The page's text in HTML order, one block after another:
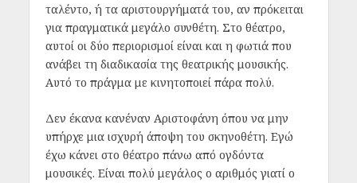
ταλέντο, ή τα αριστουργήματά του, αν πρόκειται
για πραγματικά μεγάλο συνθέτη. Στο θέατρο,
αυτοί οι δύο περιορισμοί είναι και η φωτιά που
ανάβει τη διαδικασία της θεατρικής μουσικής.
Αυτό το πράγμα με κινητοποιεί πάρα πολύ.
Δεν έκανα κανέναν Αριστοφάνη όπου να μην
υπήρχε μια ισχυρή άποψη του σκηνοθέτη. Εγώ
έχω κάνει στο θέατρο πάνω από ογδόντα
μουσικές. Είναι πολύ μεγάλος ο αριθμός γιατί ο